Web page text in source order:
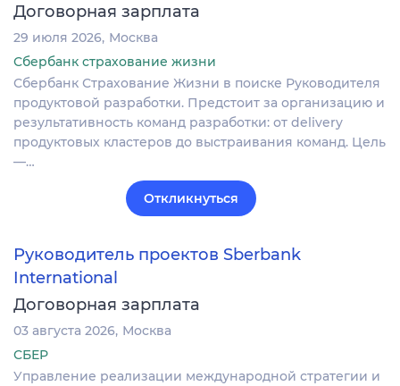
Договорная зарплата
29 июля 2026 Москва
Сбербанк страхование жизни
Сбербанк Страхование Жизни в поиске Руководителя
продуктовой разработки. Предстоит за организацию и
результативность команд разработки: от delivery
продуктовых кластеров до выстраивания команд. Цель
—…
Откликнуться
Руководитель проектов Sberbank
International
Договорная зарплата
03 августа 2026 Москва
СБЕР
Управление реализации международной стратегии и